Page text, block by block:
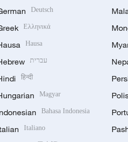
Deutsch
Ελληνικά
Hausa
עברית
हिन्दी
Magyar
Bahasa Indonesia
Italiano